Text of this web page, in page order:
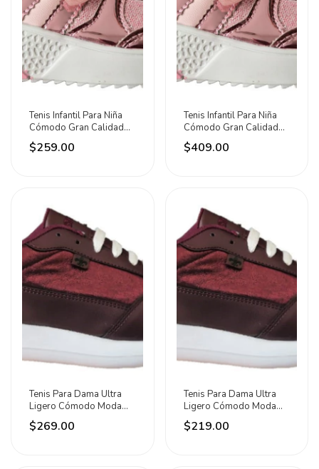
Tenis Infantil Para Niña
Cómodo Gran Calidad
Moda Rosa 18 Al 21.5
Disponibles
$259.00
Tenis Infantil Para Niña
Cómodo Gran Calidad
Moda Rosa Del 15 Al
17.5 Disponibles
$409.00
Tenis Para Dama Ultra
Ligero Cómodo Moda
Deporte Caminar Tinto
Solo Talla 26 Disponible
$269.00
Tenis Para Dama Ultra
Ligero Cómodo Moda
Deporte Caminar Tinto
Solo Talla 26 Disponible
$219.00